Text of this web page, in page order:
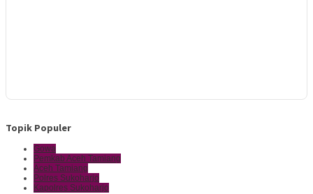
Topik Populer
Gowa
Pemkab Aceh Tamiang
Aceh Tamiang
Polres Sukoharjo
Kapolres Sukoharjo